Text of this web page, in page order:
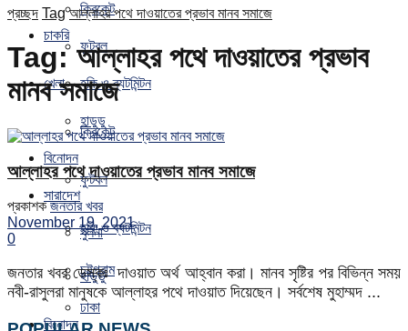
ক্রিকেট
ফুটবল
হকি ও ব্যটমিন্টন
হাডুডু
বিনোদন
সারাদেশ
খুলনা
চট্টগ্রাম
ঢাকা
চাকরি
খেলা
ক্রিকেট
ফুটবল
হকি ও ব্যটমিন্টন
হাডুডু
বিনোদন
প্রচ্ছদ Tag আল্লাহর পথে দাওয়াতের প্রভাব মানব সমাজে
Tag:আল্লাহর পথে দাওয়াতের প্রভাব
মানব সমাজে
আল্লাহর পথে দাওয়াতের প্রভাব মানব সমাজে
প্রকাশক জনতার খবর
November 19, 2021
0
জনতার খবর ডেস্কঃ দাওয়াত অর্থ আহ্বান করা। মানব সৃষ্টির পর বিভিন্ন সময়
নবী-রাসুলরা মানুষকে আল্লাহর পথে দাওয়াত দিয়েছেন। সর্বশেষ মুহাম্মদ ...